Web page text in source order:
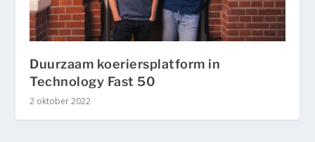
Duurzaam koeriersplatform in
Technology Fast 50
2 oktober 2022